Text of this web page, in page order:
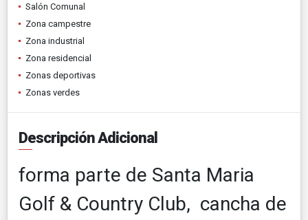
Salón Comunal
Zona campestre
Zona industrial
Zona residencial
Zonas deportivas
Zonas verdes
Descripción Adicional
forma parte de Santa Maria
Golf & Country Club, cancha de